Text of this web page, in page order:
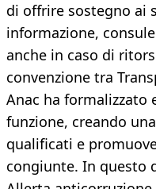
di offrire sostegno ai
informazione,
anche in caso di
convenzione tra
Anac ha formalizzato
funzione, creando
qualificati e
congiunte. In questo